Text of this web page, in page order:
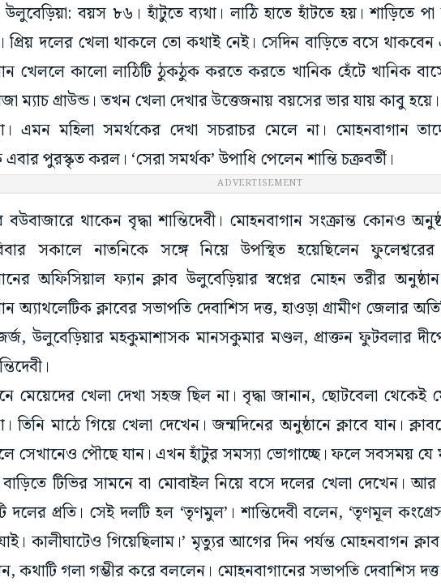
উলুবেড়িয়া: বয়স ৮৬। হাঁটুতে ব্যথা। লাঠি হাতে হাঁটতে হয়। শাড়িতে
প্রিয় দলের খেলা থাকলে তো কথাই নেই। সেদিন বাড়িতে বসে
খেললে কালো লাঠিটি ঠুকঠুক করতে করতে খানিক হেঁটে খানিক
ম্যাচ গ্রাউন্ড। তখন খেলা দেখার উত্তেজনায় বয়সের ভার যায় কাবু
এমন মহিলা সমর্থকের দেখা সচরাচর মেলে না। মোহনবাগান
পুরস্কৃত করল। ‘সেরা সমর্থক’ উপাধি পেলেন শান্তি চক্রবর্তী।
ADVERTISEMENT
থাকেন বৃদ্ধা শান্তিদেবী। মোহনবাগান সংক্রান্ত কোনও
সকালে নাতনিকে সঙ্গে নিয়ে উপস্থিত হয়েছিলেন
অফিসিয়াল ফ্যান ক্লাব উলুবেড়িয়ার স্বপ্নের মোহন তরীর
অ্যাথলেটিক ক্লাবের সভাপতি দেবাশিস দত্ত, হাওড়া গ্রামীণ জেলার
উলুবেড়িয়ার মহকুমাশাসক মানসকুমার মণ্ডল, প্রাক্তন ফুটবলার
মেয়েদের খেলা দেখা সহজ ছিল না। বৃদ্ধা জানান, ছোটবেলা থেকেই
তিনি মাঠে গিয়ে খেলা দেখেন। জন্মদিনের অনুষ্ঠানে ক্লাবে যান।
সেখানেও পৌছে যান। এখন হাঁটুর সমস্যা ভোগাচ্ছে। ফলে সবসময় যে
টিভির সামনে বা মোবাইল নিয়ে বসে দলের খেলা দেখেন। আর
প্রতি। সেই দলটি হল ‘তৃণমুল’। শান্তিদেবী বলেন, ‘তৃণমূল
কালীঘাটেও গিয়েছিলাম।’ মৃত্যুর আগের দিন পর্যন্ত মোহনবাগন
কথাটি গলা গম্ভীর করে বললেন। মোহনবাগানের সভাপতি দেবাশিস